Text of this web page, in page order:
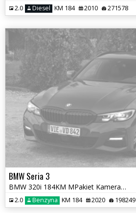
2.0 Diesel KM 184 2010 271578
BMW Seria 3
BMW 320i 184KM MPakiet Kamera Alcantara Harman/Kardon 100%Bezwypadkowa
2.0 Benzyna KM 184 2020 198249